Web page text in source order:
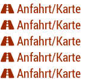
Anfahrt/Karte
Anfahrt/Karte
Anfahrt/Karte
Anfahrt/Karte
Anfahrt/Karte